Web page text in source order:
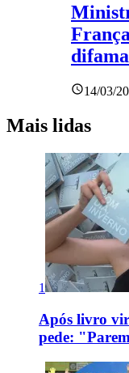
14/03/
Mais lidas
1
Após livro
pede: